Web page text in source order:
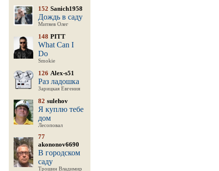
152 Sanich1958
Дождь в саду
Митяев Олег
148 PITT
What Can I
Do
Smokie
126 Alex-s51
Раз ладошка
Зарицкая Евгения
82 sulehov
Я куплю тебе
дом
Лесоповал
77
akononov6690
В городском
саду
Трошин Владимир